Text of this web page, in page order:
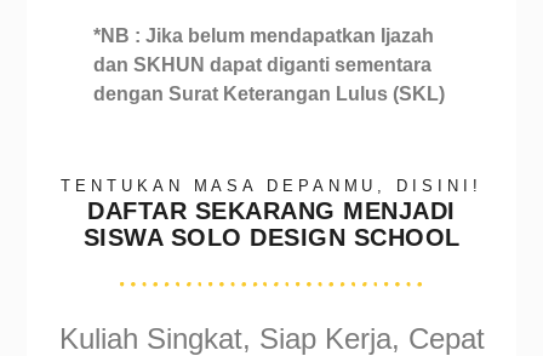
*NB : Jika belum mendapatkan Ijazah
dan SKHUN dapat diganti sementara
dengan Surat Keterangan Lulus (SKL)
TENTUKAN MASA DEPANMU, DISINI!
DAFTAR SEKARANG MENJADI
SISWA SOLO DESIGN SCHOOL
Kuliah Singkat, Siap Kerja, Cepat